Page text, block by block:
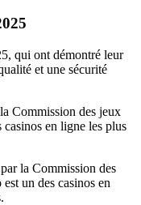
qui ont démontré leur
et une sécurité
Commission des jeux
casinos en ligne les plus
la Commission des
un des casinos en